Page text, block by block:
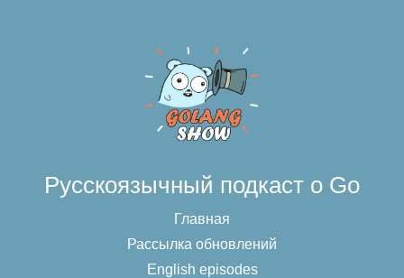
Русскоязычный подкаст о Go
Главная
Рассылка обновлений
English episodes